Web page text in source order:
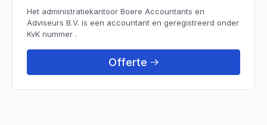
Het administratiekantoor Boere Accountants en
Adviseurs B.V. is een accountant en geregistreerd onder
KvK nummer .
Offerte